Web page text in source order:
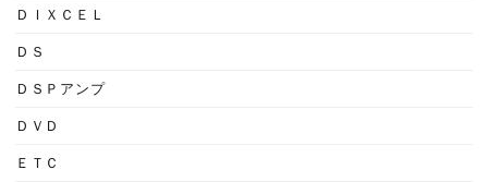
ＤＩＸＣＥＬ
ＤＳ
ＤＳＰアンプ
ＤＶＤ
ＥＴＣ